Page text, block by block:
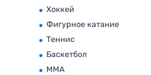
Хоккей
Фигурное катание
Теннис
Баскетбол
MMA